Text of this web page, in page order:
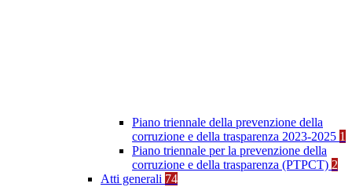
Piano triennale della prevenzione della
corruzione e della trasparenza 2023-2025 1
Piano triennale per la prevenzione della
corruzione e della trasparenza (PTPCT) 2
Atti generali 74